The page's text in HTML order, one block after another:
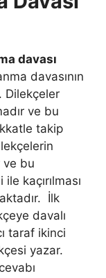
davası
davasının
Dilekçeler
ve bu
takip
ve bu
kaçırılması
İlk
davalı
taraf ikinci
yazar.